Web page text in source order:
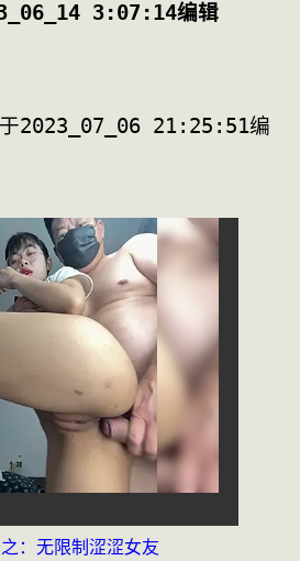
3:07:14编辑
2023_07_06 21:25:51编
：无限制涩涩女友